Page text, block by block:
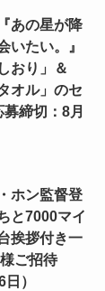
あの星が降
いたい。』
おり」＆
オル」のセ
締切：8月
ホン監督登
と7000マイ
挨拶付き一
ご招待
）